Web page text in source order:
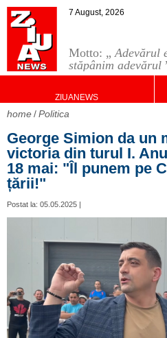
Motto: „Adevărul
stăpânim adevărul
7 August, 2026
ZIUANEWS
home Politica
George Simion da un
victoria din turul I.
18 mai: "Îl punem pe
țării!"
Postat la: 05.05.2025 |